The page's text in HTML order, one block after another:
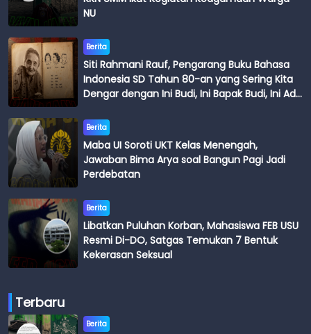
NU
Berita
Siti Rahmani Rauf, Pengarang Buku Bahasa
Indonesia SD Tahun 80-an yang Sering Kita
Dengar dengan Ini Budi, Ini Bapak Budi, Ini Adik
Berita
Maba UI Soroti UKT Kelas Menengah,
Jawaban Bima Arya soal Bangun Pagi Jadi
Perdebatan
Berita
Libatkan Puluhan Korban, Mahasiswa FEB USU
Resmi Di-DO, Satgas Temukan 7 Bentuk
Kekerasan Seksual
Terbaru
Berita